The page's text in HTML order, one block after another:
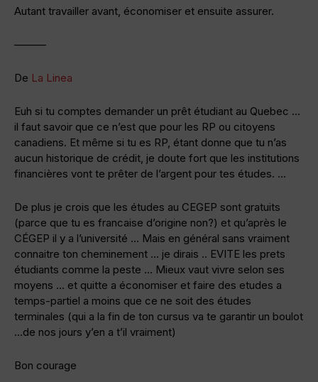
Autant travailler avant, économiser et ensuite assurer.
———
De La Linea
Euh si tu comptes demander un prêt étudiant au Quebec …
il faut savoir que ce n’est que pour les RP ou citoyens
canadiens. Et même si tu es RP, étant donne que tu n’as
aucun historique de crédit, je doute fort que les institutions
financières vont te prêter de l’argent pour tes études. …
De plus je crois que les études au CEGEP sont gratuits
(parce que tu es francaise d’origine non?) et qu’après le
CÉGEP il y a l’université … Mais en général sans vraiment
connaitre ton cheminement … je dirais .. EVITE les prets
étudiants comme la peste … Mieux vaut vivre selon ses
moyens … et quitte a économiser et faire des etudes a
temps-partiel a moins que ce ne soit des études
terminales (qui a la fin de ton cursus va te garantir un boulot
…de nos jours y’en a t’il vraiment)
Bon courage